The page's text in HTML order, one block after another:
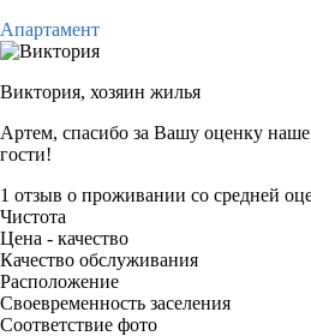
Апартамент
Виктория, хозяин жилья
Артем, спасибо за Вашу оценку
гости!
1 отзыв о проживании со средней
Чистота
Цена - качество
Качество обслуживания
Расположение
Своевременность заселения
Соответствие фото